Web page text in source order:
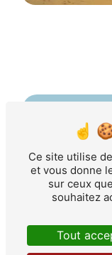
Ce site utilise
et vous donne
sur ceux
souhaitez
Tout